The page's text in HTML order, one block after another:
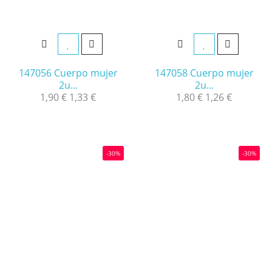
147056 Cuerpo mujer
2u...
1,90 € 1,33 €
147058 Cuerpo mujer
2u...
1,80 € 1,26 €
-30% -30%